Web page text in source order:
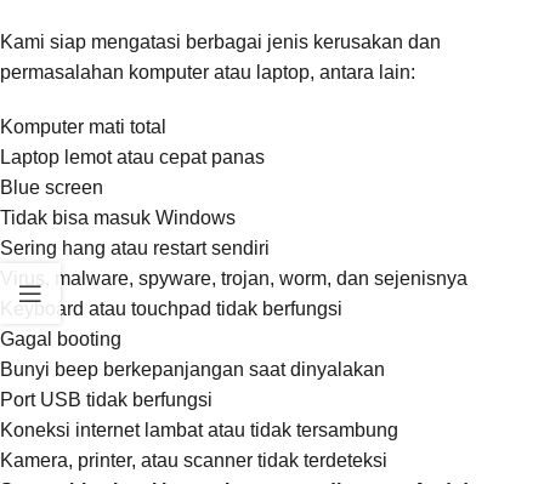
Kami siap mengatasi berbagai jenis kerusakan dan
permasalahan komputer atau laptop, antara lain:
Komputer mati total
Laptop lemot atau cepat panas
Blue screen
Tidak bisa masuk Windows
Sering hang atau restart sendiri
Virus, malware, spyware, trojan, worm, dan sejenisnya
Keyboard atau touchpad tidak berfungsi
Gagal booting
Bunyi beep berkepanjangan saat dinyalakan
Port USB tidak berfungsi
Koneksi internet lambat atau tidak tersambung
Kamera, printer, atau scanner tidak terdeteksi